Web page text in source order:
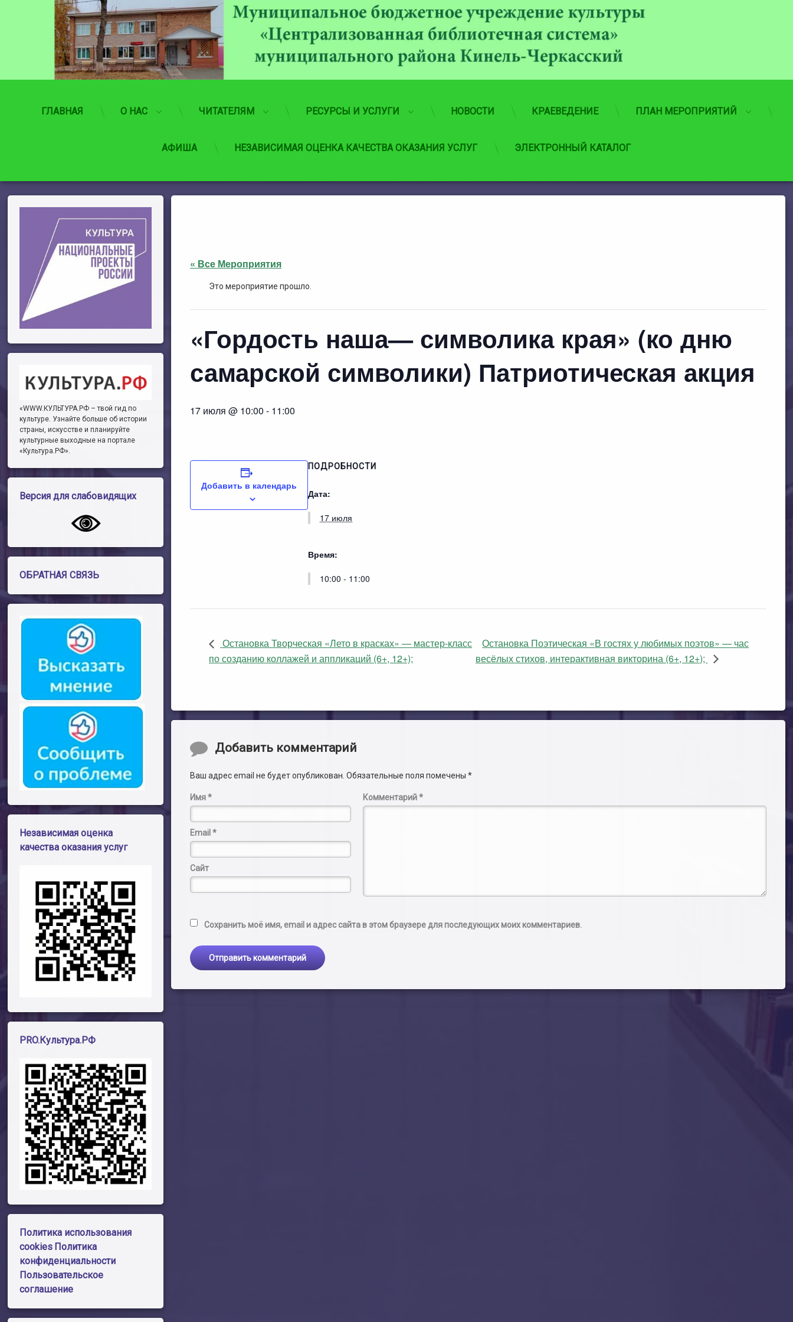
содержимому
ГЛАВНАЯ О НАС ЧИТАТЕЛЯМ РЕСУРСЫ И УСЛУГИ НОВОСТИ КРАЕВЕДЕНИЕ ПЛАН МЕРОПРИЯТИЙ
АФИША НЕЗАВИСИМАЯ ОЦЕНКА КАЧЕСТВА ОКАЗАНИЯ УСЛУГ ЭЛЕКТРОННЫЙ КАТАЛОГ
« Все Мероприятия
Это мероприятие прошло.
«Гордость наша— символика края» (ко дню
самарской символики) Патриотическая акция
17 июля @ 10:00 - 11:00
Добавить в календарь
ПОДРОБНОСТИ
Дата:
17 июля
Время:
10:00 - 11:00
Остановка Творческая «Лето в красках» — мастер-класс
по созданию коллажей и аппликаций (6+, 12+);
Остановка Поэтическая «В гостях у любимых поэтов» — час
весёлых стихов, интерактивная викторина (6+, 12+);
Комментарии
Добавить комментарий
Ваш адрес email не будет опубликован. Обязательные поля помечены*
Комментарий*
Имя*
Email*
Сайт
Сохранить моё имя, email и адрес сайта в этом браузере для последующих моих комментариев.
«WWW.КУЛЬТУРА.РФ – твой гид по
культуре. Узнайте больше об истории
страны, искусстве и планируйте
культурные выходные на портале
«Культура.РФ».
Версия для слабовидящих
ОБРАТНАЯ СВЯЗЬ
Независимая оценка
качества оказания услуг
PRO.Культура.РФ
Политика использования
cookies Политика
конфиденциальности
Пользовательское
соглашение